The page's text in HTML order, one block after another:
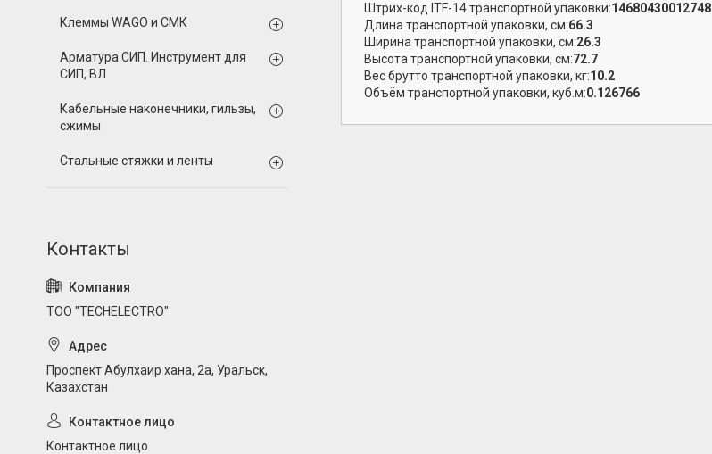
Штрих-код ITF-14 транспортной упаковки:14680430012748
Длина транспортной упаковки, см:66.3
Ширина транспортной упаковки, см:26.3
Высота транспортной упаковки, см:72.7
Вес брутто транспортной упаковки, кг:10.2
Объём транспортной упаковки, куб.м:0.126766
Клеммы WAGO и СМК
Арматура СИП. Инструмент для
СИП, ВЛ
Кабельные наконечники, гильзы,
сжимы
Стальные стяжки и ленты
ТОО "TECHELECTRO"
Проспект Абулхаир хана, 2а, Уральск,
Казахстан
Контактное лицо